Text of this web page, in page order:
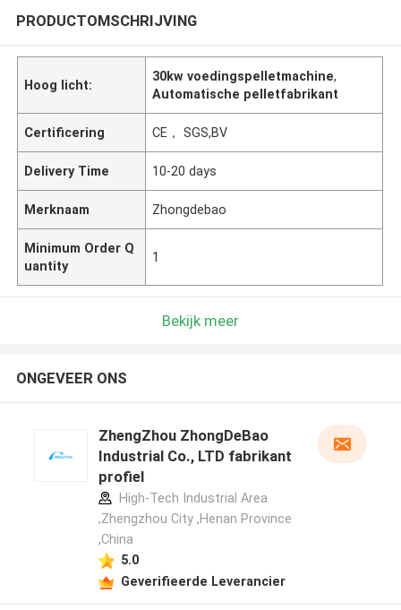
PRODUCTOMSCHRIJVING
Hoog licht:
30kw voedingspelletmachine,
Automatische pelletfabrikant
Certificering CE， SGS,BV
Delivery Time 10-20 days
Merknaam Zhongdebao
Minimum Order Q
uantity
1
Bekijk meer
ONGEVEER ONS
ZhengZhou ZhongDeBao
Industrial Co., LTD fabrikant
profiel
High-Tech Industrial Area
,Zhengzhou City ,Henan Province
,China
5.0
Geverifieerde Leverancier